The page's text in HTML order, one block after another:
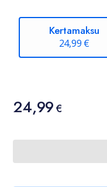
Kertamaksu
24,99 €
Hinta
24,99 €
24,99€